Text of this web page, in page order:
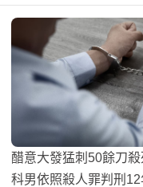
醋意大發猛刺50餘刀
科男依照殺人罪判刑12